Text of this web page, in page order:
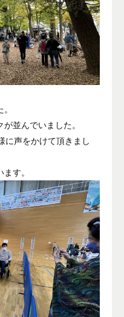
並んでいました。
に声をかけて頂きまし
す。